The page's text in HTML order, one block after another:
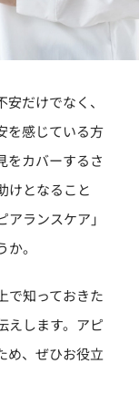
だけでなく、
を感じている方
をカバーするさ
けとなること
ランスケア」
。
で知っておきた
えします。アピ
め、ぜひお役立